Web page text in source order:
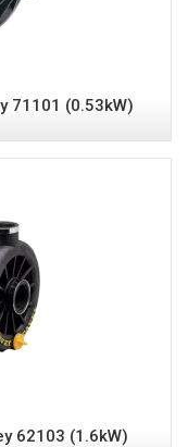
71101 (0.53kW)
62103 (1.6kW)